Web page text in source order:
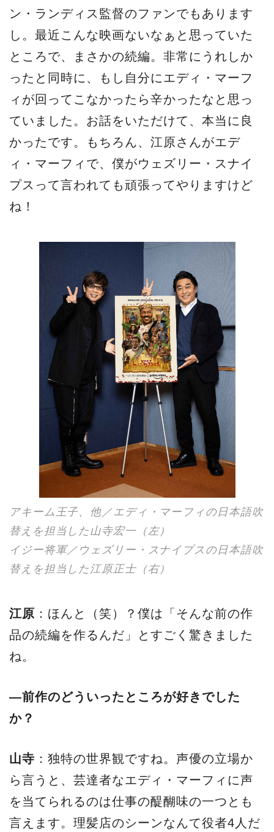
ン・ランディス監督のファンでもあります
し。最近こんな映画ないなぁと思っていた
ところで、まさかの続編。非常にうれしか
ったと同時に、もし自分にエディ・マーフ
ィが回ってこなかったら辛かったなと思っ
ていました。お話をいただけて、本当に良
かったです。もちろん、江原さんがエデ
ィ・マーフィで、僕がウェズリー・スナイ
プスって言われても頑張ってやりますけど
ね！
アキーム王子、他／エディ・マーフィの日本語吹
替えを担当した山寺宏一（左）
イジー将軍／ウェズリー・スナイプスの日本語吹
替えを担当した江原正士（右）
江原 ：ほんと（笑）？僕は「そんな前の作
品の続編を作るんだ」とすごく驚きました
ね。
―前作のどういったところが好きでした
か？
山寺 ：独特の世界観ですね。声優の立場か
ら言うと、芸達者なエディ・マーフィに声
を当てられるのは仕事の醍醐味の一つとも
言えます。理髪店のシーンなんて役者4人だ